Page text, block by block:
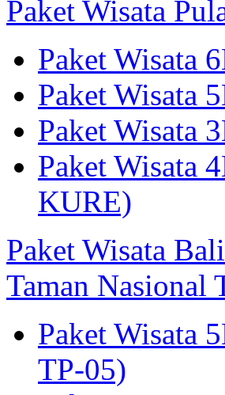
Paket Wisata
Paket Wisata
Paket Wisata
Paket Wisata
Paket Wisata
KURE)
Paket Wisata Bali
Taman Nasional
Paket Wisata
TP-05)